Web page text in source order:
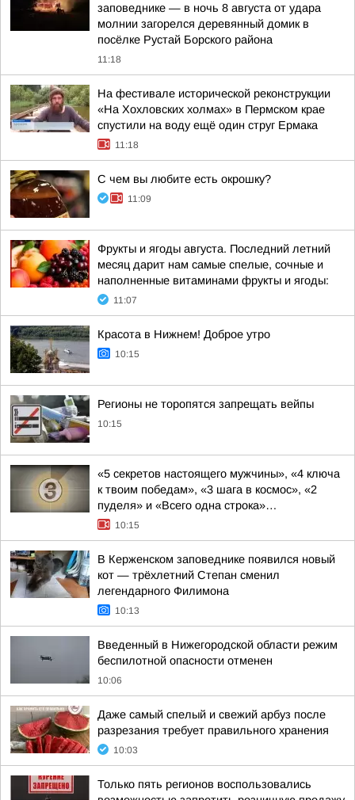
заповеднике — в ночь 8 августа от удара
молнии загорелся деревянный домик в
посёлке Рустай Борского района
11:18
На фестивале исторической реконструкции
«На Хохловских холмах» в Пермском крае
спустили на воду ещё один струг Ермака
11:18
С чем вы любите есть окрошку?
11:09
Фрукты и ягоды августа. Последний летний
месяц дарит нам самые спелые, сочные и
наполненные витаминами фрукты и ягоды:
11:07
Красота в Нижнем! Доброе утро
10:15
Регионы не торопятся запрещать вейпы
10:15
«5 секретов настоящего мужчины», «4 ключа
к твоим победам», «3 шага в космос», «2
пуделя» и «Всего одна строка»…
10:15
В Керженском заповеднике появился новый
кот — трёхлетний Степан сменил
легендарного Филимона
10:13
Введенный в Нижегородской области режим
беспилотной опасности отменен
10:06
Даже самый спелый и свежий арбуз после
разрезания требует правильного хранения
10:03
Только пять регионов воспользовались